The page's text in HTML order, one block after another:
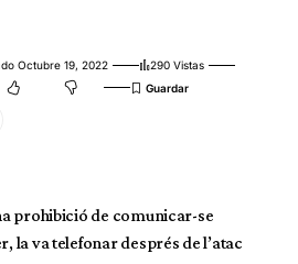
Octubre 19, 2022
290 Vistas
prohibició de comunicar-se
la va telefonar després de l’atac